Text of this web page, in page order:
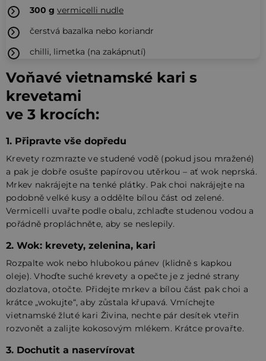
300 g vermicelli nudle
čerstvá bazalka nebo koriandr
chilli, limetka (na zakápnutí)
Voňavé vietnamské kari s
krevetami
ve 3 krocích:
1. Připravte vše dopředu
Krevety rozmrazte ve studené vodě (pokud jsou mražené)
a pak je dobře osušte papírovou utěrkou – ať wok neprská.
Mrkev nakrájejte na tenké plátky. Pak choi nakrájejte na
podobně velké kusy a oddělte bílou část od zelené.
Vermicelli uvařte podle obalu, zchlaďte studenou vodou a
pořádně propláchněte, aby se neslepily.
2. Wok: krevety, zelenina, kari
Rozpalte wok nebo hlubokou pánev (klidně s kapkou
oleje). Vhoďte suché krevety a opečte je z jedné strany
dozlatova, otočte. Přidejte mrkev a bílou část pak choi a
krátce „wokujte“, aby zůstala křupavá. Vmíchejte
vietnamské žluté kari Živina, nechte pár desítek vteřin
rozvonět a zalijte kokosovým mlékem. Krátce provařte.
3. Dochutit a naservírovat